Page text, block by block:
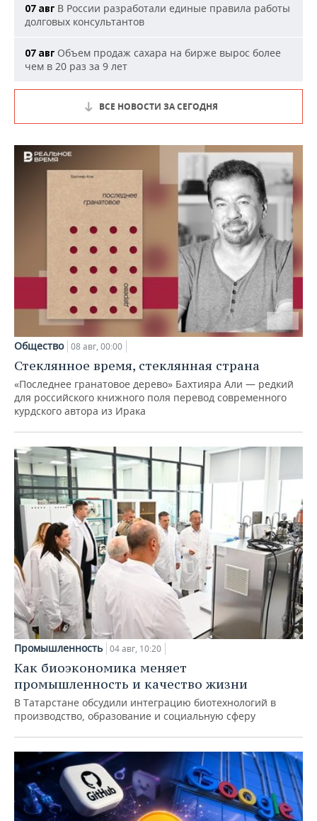
07 авг В России разработали единые правила работы
долговых консультантов
07 авг Объем продаж сахара на бирже вырос более
чем в 20 раз за 9 лет
ВСЕ НОВОСТИ ЗА СЕГОДНЯ
Общество 08 авг, 00:00
Стеклянное время, стеклянная страна
«Последнее гранатовое дерево» Бахтияра Али — редкий
для российского книжного поля перевод современного
курдского автора из Ирака
Промышленность 04 авг, 10:20
Как биоэкономика меняет
промышленность и качество жизни
В Татарстане обсудили интеграцию биотехнологий в
производство, образование и социальную сферу